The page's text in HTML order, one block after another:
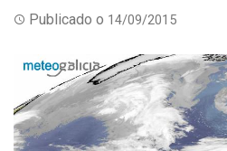
Publicado o 14/09/2015